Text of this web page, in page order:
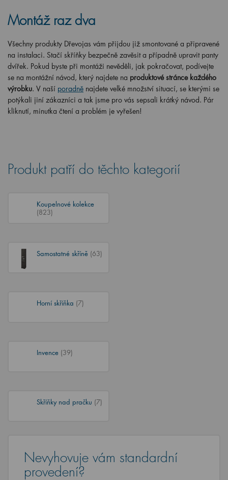
Montáž raz dva
Všechny produkty Dřevojas vám přijdou již smontované a připravené
na instalaci. Stačí skříňky bezpečně zavěsit a případně upravit panty
dvířek. Pokud byste při montáži nevěděli, jak pokračovat, podívejte
se na montážní návod, který najdete na produktové stránce každého
výrobku. V naší poradně najdete velké množství situací, se kterými se
potýkali jiní zákazníci a tak jsme pro vás sepsali krátký návod. Pár
kliknutí, minutka čtení a problém je vyřešen!
Produkt patří do těchto kategorií
Koupelnové kolekce
(823)
Samostatné skříně (63)
Horní skříňka (7)
Invence (39)
Skříňky nad pračku (7)
Nevyhovuje vám standardní
provedení?